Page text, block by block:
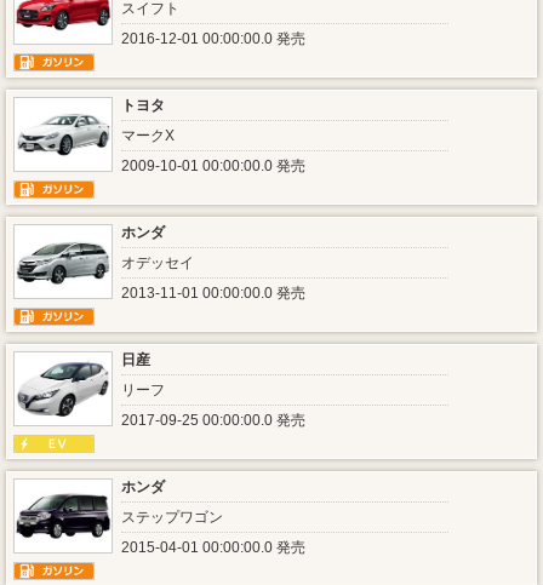
スイフト
2016-12-01 00:00:00.0 発売
トヨタ
マークX
2009-10-01 00:00:00.0 発売
ホンダ
オデッセイ
2013-11-01 00:00:00.0 発売
日産
リーフ
2017-09-25 00:00:00.0 発売
ホンダ
ステップワゴン
2015-04-01 00:00:00.0 発売